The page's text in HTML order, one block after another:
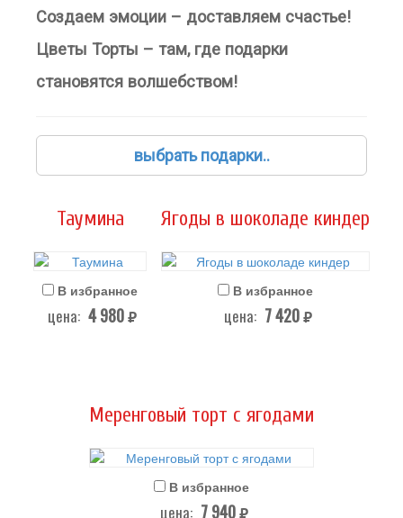
Создаем эмоции – доставляем счастье!
Цветы Торты – там, где подарки
становятся волшебством!
выбрать подарки..
Таумина
В избранное
цена: 4 980 руб.
Ягоды в шоколаде киндер
В избранное
цена: 7 420 руб.
Меренговый торт с ягодами
В избранное
цена: 7 940 руб.